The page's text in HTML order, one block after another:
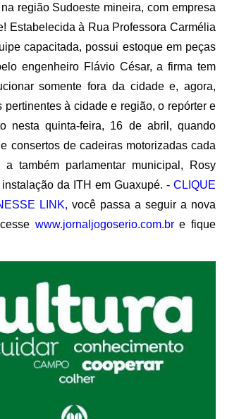
região Sudoeste mineira, com empresa
Estabelecida à Rua Professora Carmélia
capacitada, possui estoque em peças
engenheiro Flávio César, a firma tem
somente fora da cidade e, agora,
à cidade e região, o repórter e
nesta quinta-feira, 16 de abril, quando
consertos de cadeiras motorizadas cada
também parlamentar municipal, Rosy
da ITH em Guaxupé. - CLIQUE
LINK, você passa a seguir a nova
www.jornaljogoserio.com.bre fique